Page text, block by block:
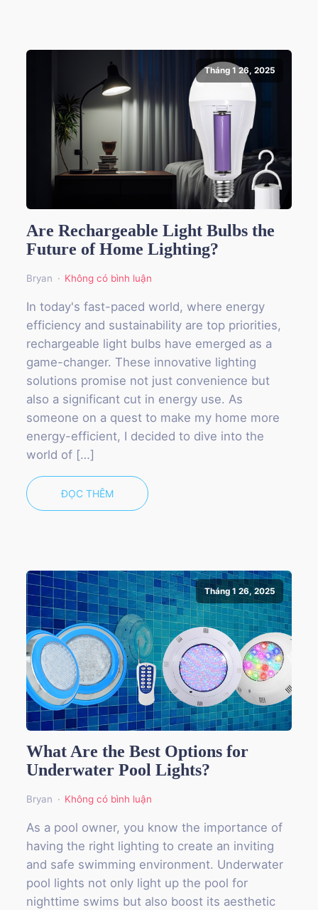
Tháng 1 26, 2025
Are Rechargeable Light Bulbs the
Future of Home Lighting?
Bryan Không có bình luận
In today's fast-paced world, where energy
efficiency and sustainability are top priorities,
rechargeable light bulbs have emerged as a
game-changer. These innovative lighting
solutions promise not just convenience but
also a significant cut in energy use. As
someone on a quest to make my home more
energy-efficient, I decided to dive into the
world of […]
ĐỌC THÊM
Tháng 1 26, 2025
What Are the Best Options for
Underwater Pool Lights?
Bryan Không có bình luận
As a pool owner, you know the importance of
having the right lighting to create an inviting
and safe swimming environment. Underwater
pool lights not only light up the pool for
nighttime swims but also boost its aesthetic